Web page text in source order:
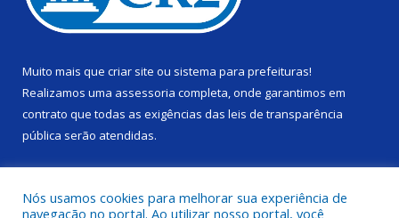
Muito mais que criar site ou sistema para prefeituras!
Realizamos uma assessoria completa, onde garantimos em
contrato que todas as exigências das leis de transparência
pública serão atendidas.
Nós usamos cookies para melhorar sua experiência de
navegação no portal. Ao utilizar nosso portal, você